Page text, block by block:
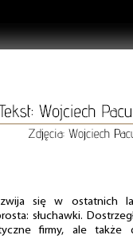
się w ostatnich
słuchawki.
firmy, ale także